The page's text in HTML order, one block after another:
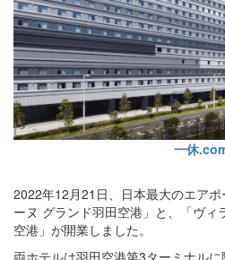
一休
2022年12月21日、日本最大のエア
ーヌ グランド羽田空港」と、「ヴィ
空港」が開業しました。
両ホテルは羽田空港第3ターミナル